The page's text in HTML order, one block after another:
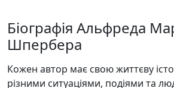
Біографія Альфреда
Шпербера
Кожен автор має свою життєву
різними ситуаціями, подіями та